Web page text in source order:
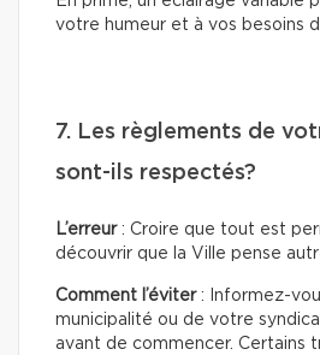
votre humeur et à vos besoins
7. Les règlements de
sont-ils respectés?
L’erreur: Croire que tout est
découvrir que la Ville pense
Comment l’éviter: Informez-
municipalité ou de votre
avant de commencer. Certains